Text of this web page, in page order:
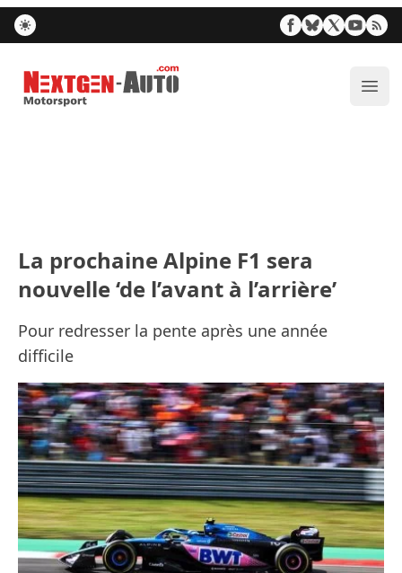
Nextgen-Auto.com
La prochaine Alpine F1 sera
nouvelle ‘de l’avant à l’arrière’
Pour redresser la pente après une année
difficile